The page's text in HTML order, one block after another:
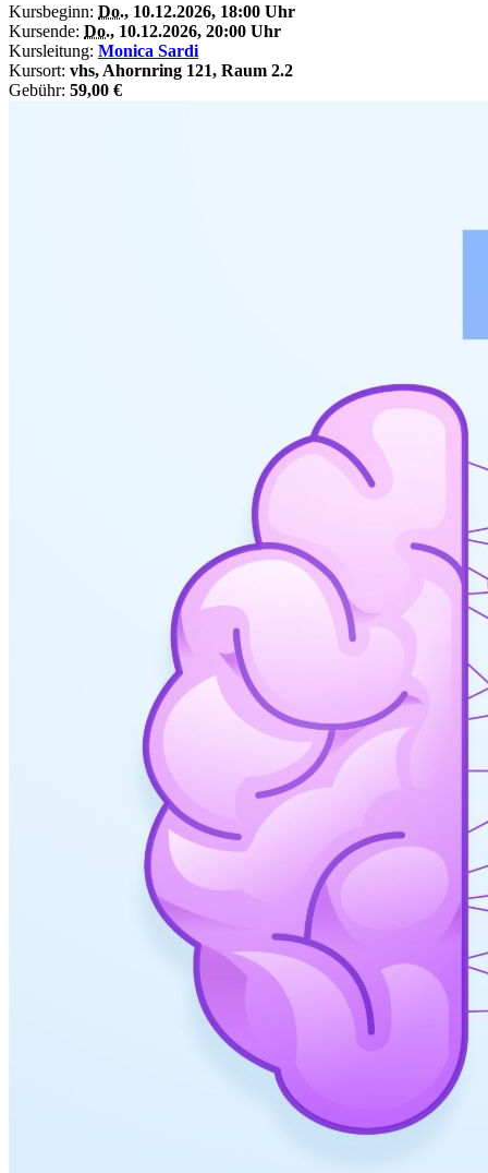
Kursbeginn: Do., 10.12.2026, 18:00 Uhr
Kursende: Do., 10.12.2026, 20:00 Uhr
Kursleitung: Monica Sardi
Kursort: vhs, Ahornring 121, Raum 2.2
Gebühr: 59,00 €